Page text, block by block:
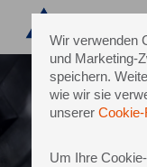
Wir verwenden
und Marketing-
speichern.
wie wir sie
unserer
Um Ihre